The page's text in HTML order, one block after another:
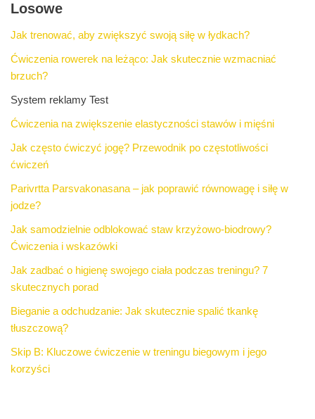
Losowe
Jak trenować, aby zwiększyć swoją siłę w łydkach?
Ćwiczenia rowerek na leżąco: Jak skutecznie wzmacniać
brzuch?
System reklamy Test
Ćwiczenia na zwiększenie elastyczności stawów i mięśni
Jak często ćwiczyć jogę? Przewodnik po częstotliwości
ćwiczeń
Parivrtta Parsvakonasana – jak poprawić równowagę i siłę w
jodze?
Jak samodzielnie odblokować staw krzyżowo-biodrowy?
Ćwiczenia i wskazówki
Jak zadbać o higienę swojego ciała podczas treningu? 7
skutecznych porad
Bieganie a odchudzanie: Jak skutecznie spalić tkankę
tłuszczową?
Skip B: Kluczowe ćwiczenie w treningu biegowym i jego
korzyści